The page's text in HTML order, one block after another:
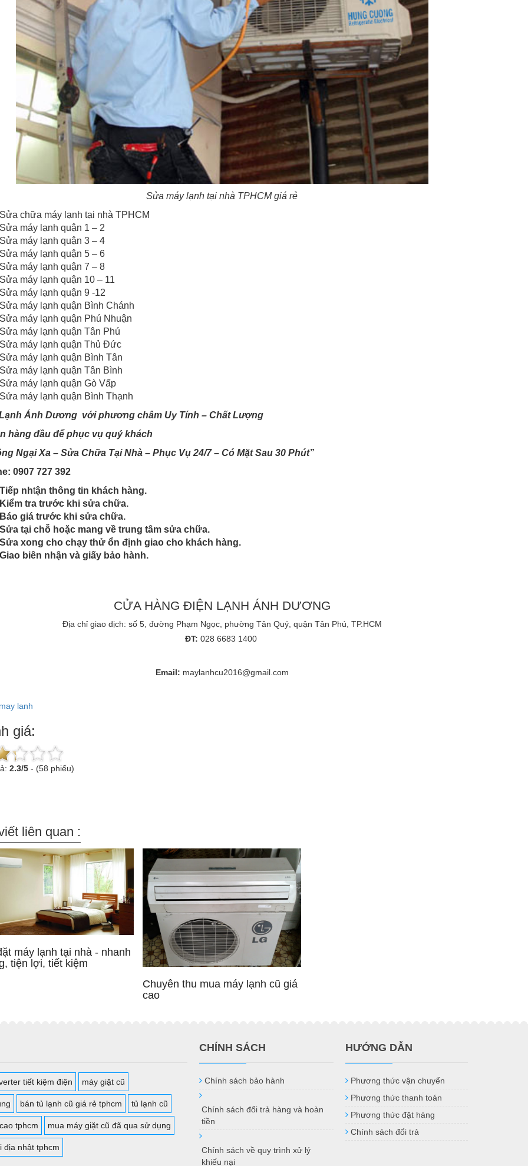
Sửa máy lạnh tại nhà TPHCM giá rẻ
Sửa chữa máy lạnh tại nhà TPHCM
Sửa máy lạnh quận 1 – 2
Sửa máy lạnh quận 3 – 4
Sửa máy lạnh quận 5 – 6
Sửa máy lạnh quận 7 – 8
Sửa máy lạnh quận 10 – 11
Sửa máy lạnh quận 9 -12
Sửa máy lạnh quận Bình Chánh
Sửa máy lạnh quận Phú Nhuận
Sửa máy lạnh quận Tân Phú
Sửa máy lạnh quận Thủ Đức
Sửa máy lạnh quận Bình Tân
Sửa máy lạnh quận Tân Bình
Sửa máy lạnh quận Gò Vấp
Sửa máy lạnh quận Bình Thạnh
Ánh Dương với phương châm Uy Tính – Chất Lượng
hàng đầu để phục vụ quý khách
Ngại Xa – Sửa Chữa Tại Nhà – Phục Vụ 24/7 – Có Mặt Sau 30 Phút”
0907 727 392
Tiếp nhtận thông tin khách hàng.
Kiểm tra trước khi sửa chữa.
Báo giá trước khi sửa chữa.
Sửa tại chỗ hoặc mang về trung tâm sửa chữa.
Sửa xong cho chạy thử ổn định giao cho khách hàng.
Giao biên nhận và giấy bảo hành.
CỬA HÀNG ĐIỆN LẠNH ÁNH DƯƠNG
Địa chỉ giao dịch: số 5, đường Phạm Ngọc, phường Tân Quý, quận Tân Phú, TP.HCM
ĐT: 028 6683 1400
Email: maylanhcu2016@gmail.com
may lanh
giá:
2.3/5 - (58 phiếu)
liên quan :
máy lạnh tại nhà - nhanh
tiện lợi, tiết kiệm
Chuyên thu mua máy lạnh cũ giá
cao
tiết kiệm điện máy giặt cũ
bán tủ lạnh cũ giá rẻ tphcm tủ lạnh cũ
tphcm mua máy giặt cũ đã qua sử dụng
địa nhật tphcm
CHÍNH SÁCH
Chính sách bảo hành
Chính sách đổi trả hàng và hoàn
tiền
Chính sách về quy trình xử lý
khiếu nại
HƯỚNG DẪN
Phương thức vận chuyển
Phương thức thanh toán
Phương thức đặt hàng
Chính sách đổi trả